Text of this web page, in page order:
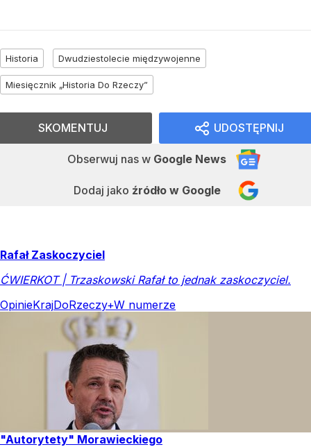
Historia Dwudziestolecie międzywojenne
Miesięcznik „Historia Do Rzeczy”
UDOSTĘPNIJ
Obserwuj nas w Google News
Dodaj jako źródło w Google
SKOMENTUJ
Rafał Zaskoczyciel
ĆWIERKOT | Trzaskowski Rafał to jednak zaskoczyciel.
OpinieKrajDoRzeczy+W numerze
"Autorytety" Morawieckiego